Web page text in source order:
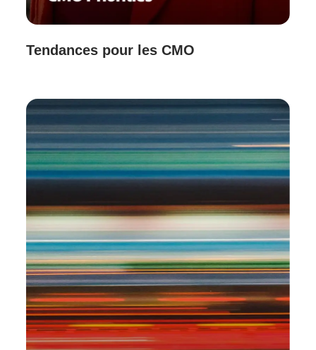
Tendances pour les CMO